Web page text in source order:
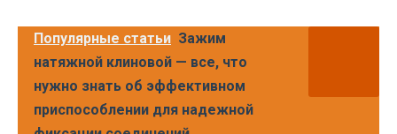
Популярные статьи Зажим
натяжной клиновой — все, что
нужно знать об эффективном
приспособлении для надежной